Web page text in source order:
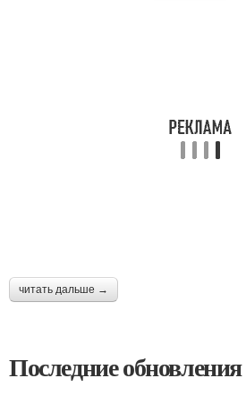
читать дальше →
Последние обновления